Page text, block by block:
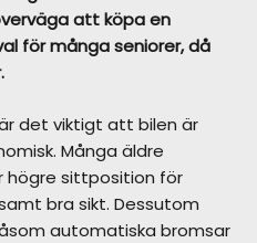
att köpa en
för många seniorer, då
det viktigt att bilen är
Många äldre
högre sittposition för
bra sikt. Dessutom
automatiska bromsar